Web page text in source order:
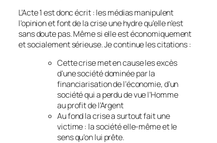
L’Acte 1 est donc écrit : les médias manipulent
l’opinion et font de la crise une hydre qu’elle n’est
sans doute pas. Même si elle est économiquement
et socialement sérieuse. Je continue les citations :
Cette crise met en cause les excès
d’une société dominée par la
financiarisation de l’économie, d’un
société qui a perdu de vue l’Homme
au profit de l’Argent
Au fond la crise a surtout fait une
victime : la société elle-même et le
sens qu’on lui prête.